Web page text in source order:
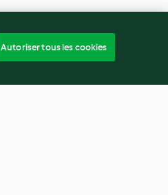
Autoriser tous les cookies